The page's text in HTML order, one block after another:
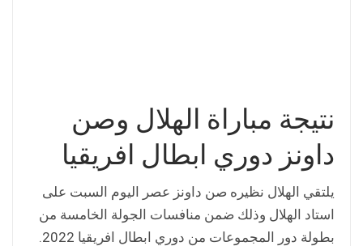
نتيجة مباراة الهلال وصن
داونز دوري ابطال افريقيا
يلتقي الهلال نظيره صن داونز عصر اليوم السبت على
استاد الهلال وذلك ضمن منافسات الجولة الخامسة من
بطولة دور المجموعات من دوري ابطال افريقيا 2022.